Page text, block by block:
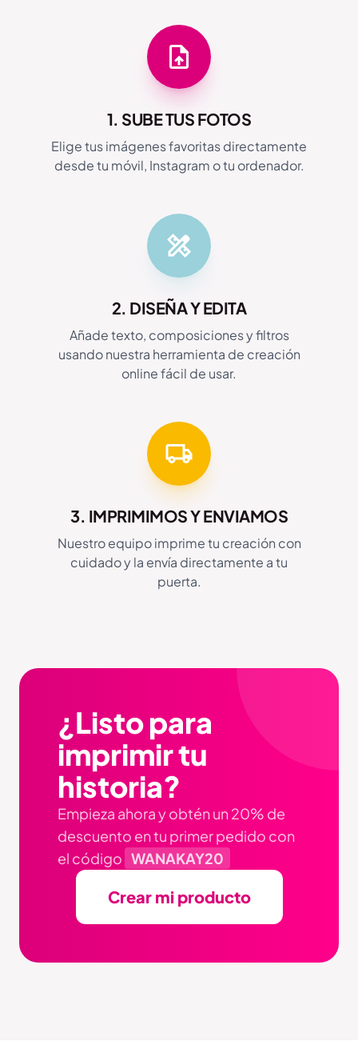
1. SUBE TUS FOTOS
Elige tus imágenes favoritas directamente
desde tu móvil, Instagram o tu ordenador.
2. DISEÑA Y EDITA
Añade texto, composiciones y filtros
usando nuestra herramienta de creación
online fácil de usar.
3. IMPRIMIMOS Y ENVIAMOS
Nuestro equipo imprime tu creación con
cuidado y la envía directamente a tu
puerta.
¿Listo para
imprimir tu
historia?
Empieza ahora y obtén un 20% de
descuento en tu primer pedido con
el código WANAKAY20
Crear mi producto